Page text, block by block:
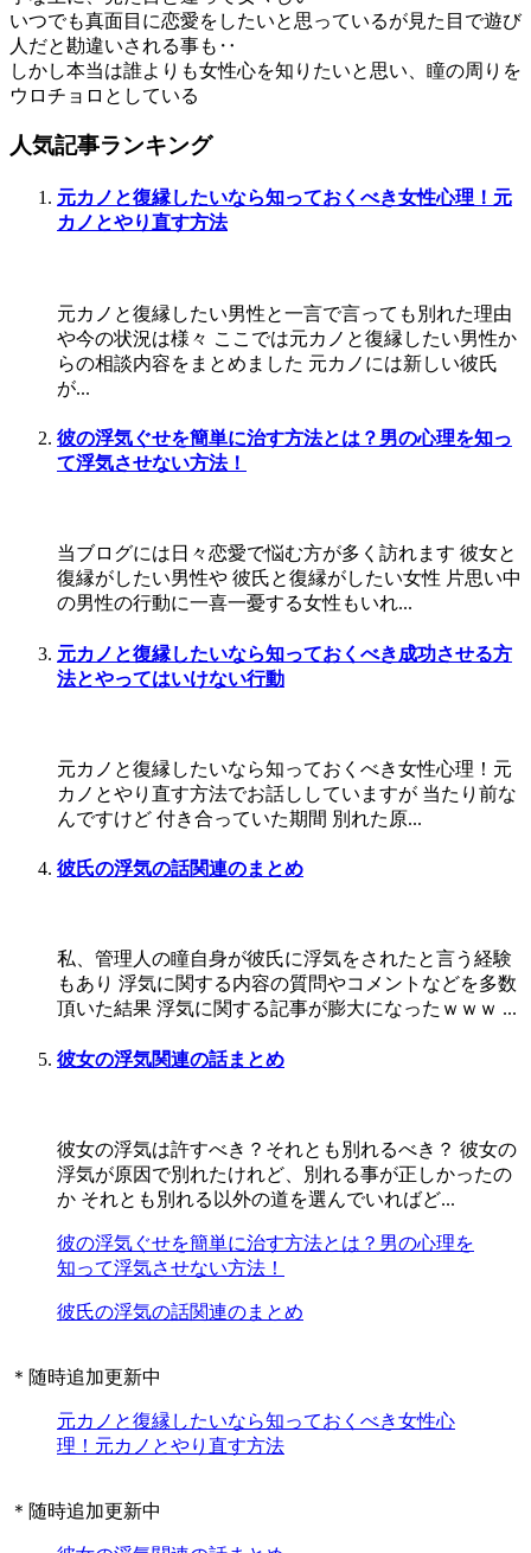
いつでも真面目に恋愛をしたいと思っているが見た目で遊び
人だと勘違いされる事も‥
しかし本当は誰よりも女性心を知りたいと思い、瞳の周りを
ウロチョロとしている
人気記事ランキング
元カノと復縁したいなら知っておくべき女性心理！元
カノとやり直す方法
元カノと復縁したい男性と一言で言っても別れた理由
や今の状況は様々 ここでは元カノと復縁したい男性か
らの相談内容をまとめました 元カノには新しい彼氏
が...
彼の浮気ぐせを簡単に治す方法とは？男の心理を知っ
て浮気させない方法！
当ブログには日々恋愛で悩む方が多く訪れます 彼女と
復縁がしたい男性や 彼氏と復縁がしたい女性 片思い中
の男性の行動に一喜一憂する女性もいれ...
元カノと復縁したいなら知っておくべき成功させる方
法とやってはいけない行動
元カノと復縁したいなら知っておくべき女性心理！元
カノとやり直す方法でお話ししていますが 当たり前な
んですけど 付き合っていた期間 別れた原...
彼氏の浮気の話関連のまとめ
私、管理人の瞳自身が彼氏に浮気をされたと言う経験
もあり 浮気に関する内容の質問やコメントなどを多数
頂いた結果 浮気に関する記事が膨大になったｗｗｗ ...
彼女の浮気関連の話まとめ
彼女の浮気は許すべき？それとも別れるべき？ 彼女の
浮気が原因で別れたけれど、別れる事が正しかったの
か それとも別れる以外の道を選んでいればど...
彼の浮気ぐせを簡単に治す方法とは？男の心理を
知って浮気させない方法！
彼氏の浮気の話関連のまとめ
＊随時追加更新中
元カノと復縁したいなら知っておくべき女性心
理！元カノとやり直す方法
＊随時追加更新中